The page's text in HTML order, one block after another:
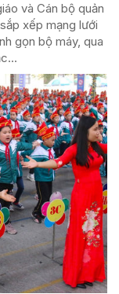
và Cán bộ quản
xếp mạng lưới
gọn bộ máy, qua